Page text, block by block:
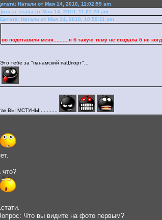
Натали от Мая 14, 2010, 11:02:59 am
krava от Мая 14, 2010, 11:01:20 am
Цитата: Натали от Мая 14, 2010, 10:59:11 am
во подставили меня..........я б такую тему не создала б не
Это тебе за "панамский паШпорт"...
ВЫ МСТУНЫ............
что?
Что вы видите на фото первым?